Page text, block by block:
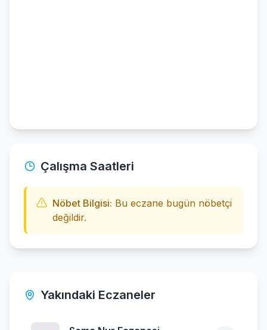
Çalışma Saatleri
Nöbet Bilgisi: Bu eczane bugün nöbetçi
değildir.
Yakındaki Eczaneler